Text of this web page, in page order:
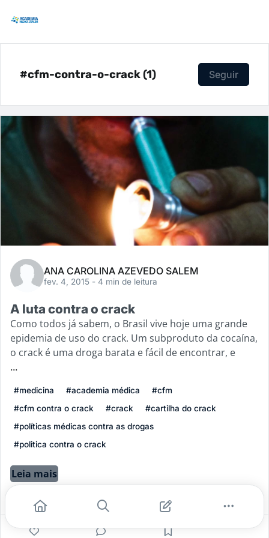
#cfm-contra-o-crack (1) Seguir
ANA CAROLINA AZEVEDO SALEM
fev. 4, 2015 - 4 min de leitura
A luta contra o crack
Como todos já sabem, o Brasil vive hoje uma grande
epidemia de uso do crack. Um subproduto da cocaína,
o crack é uma droga barata e fácil de encontrar, e
...
#medicina #academia médica
#cfm
#cfm contra o crack
#crack
#cartilha do crack
#políticas médicas contra as drogas
#politica contra o crack
Leia mais